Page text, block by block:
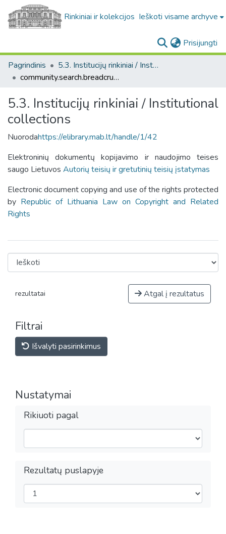
Rinkiniai ir kolekcijos Ieškoti visame archyve
Prisijungti
Pagrindinis
5.3. Institucijų rinkiniai / Institutional collections
community.search.breadcrumbs
5.3. Institucijų rinkiniai / Institutional
collections
Nuorodahttps://elibrary.mab.lt/handle/1/42
Elektroninių dokumentų kopijavimo ir naudojimo teises
saugo Lietuvos Autorių teisių ir gretutinių teisių įstatymas
Electronic document copying and use of the rights protected
by Republic of Lithuania Law on Copyright and Related
Rights
rezultatai Atgal į rezultatus
Filtrai
Išvalyti pasirinkimus
Nustatymai
Rikiuoti pagal
Rezultatų puslapyje